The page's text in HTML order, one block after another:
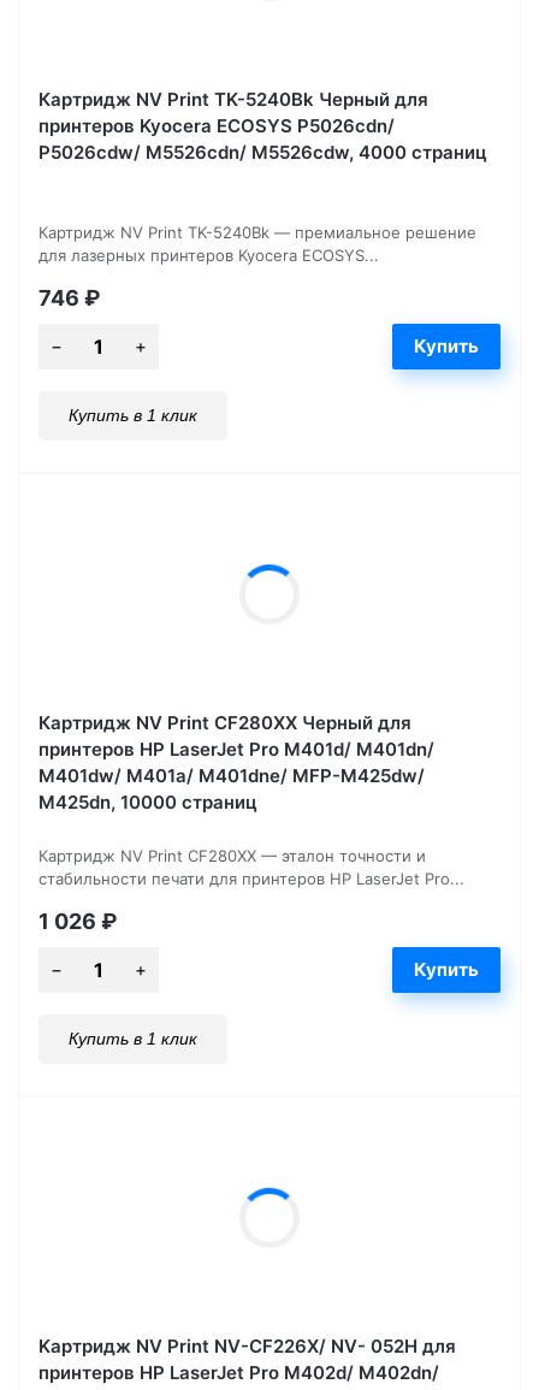
Картридж NV Print TK-5240Bk Черный для
принтеров Kyocera ECOSYS P5026cdn/
P5026cdw/ M5526cdn/ M5526cdw, 4000 страниц
Картридж NV Print TK-5240Bk — премиальное решение
для лазерных принтеров Kyocera ECOSYS...
746 ₽
Купить в 1 клик
Картридж NV Print CF280XX Черный для
принтеров HP LaserJet Pro M401d/ M401dn/
M401dw/ M401a/ M401dne/ MFP-M425dw/
M425dn, 10000 страниц
Картридж NV Print CF280XX — эталон точности и
стабильности печати для принтеров HP LaserJet Pro...
1 026 ₽
Купить в 1 клик
Kартридж NV Print NV-CF226X/ NV- 052H для
принтеров HP LaserJet Pro M402d/ M402dn/